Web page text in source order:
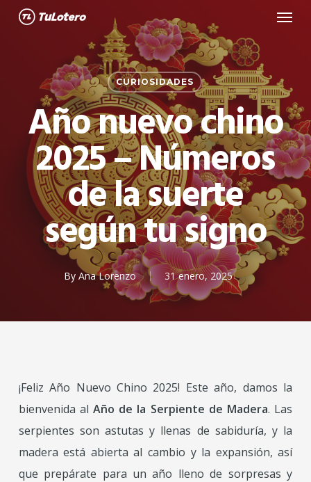
Skip
Menu
CURIOSIDADES
Año nuevo chino
2025 – Números
de la suerte
según tu signo
By Ana Lorenzo 31 enero, 2025
¡Feliz Año Nuevo Chino 2025! Este año, damos la
bienvenida alAño de la Serpiente de Madera. Las
serpientes son astutas y llenas de sabiduría, y la
madera está abierta al cambio y la expansión, así
que prepárate para un año lleno de sorpresas y